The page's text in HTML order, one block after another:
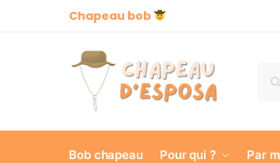
Chapeau bob
Bob chapeau Pour qui ? Par